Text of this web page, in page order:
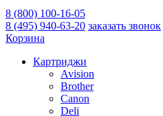
8 (800) 100-16-05
8 (495) 940-63-20 заказать звонок
Корзина
Картриджи
Avision
Brother
Canon
Deli